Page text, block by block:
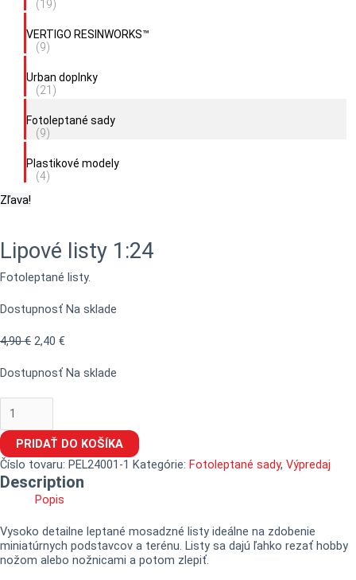
(19)
VERTIGO RESINWORKS™
(9)
Urban doplnky
(21)
Fotoleptané sady
(9)
Plastikové modely
(4)
Zľava!
Lipové listy 1:24
Fotoleptané listy.
Dostupnosť Na sklade
4,90€ 2,40 €
Dostupnosť Na sklade
PRIDAŤ DO KOŠÍKA
Číslo tovaru: PEL24001-1 Kategórie: Fotoleptané sady, Výpredaj
Description
Popis
Vysoko detailne leptané mosadzné listy ideálne na zdobenie
miniatúrnych podstavcov a terénu. Listy sa dajú ľahko rezať hobby
nožom alebo nožnicami a potom zlepiť.